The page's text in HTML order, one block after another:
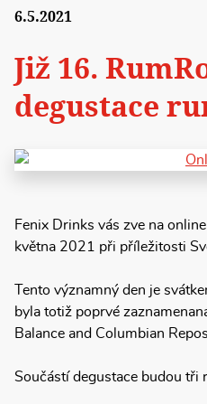
6.5.2021
Již 16.
degustace
Fenix Drinks vás zve na
května 2021 při příležitosti
Tento významný den je
byla totiž poprvé
Balance and Columbian
Součástí degustace budou tři